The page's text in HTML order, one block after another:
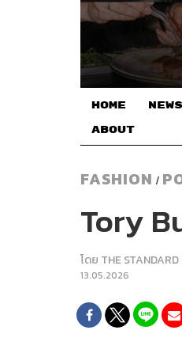
HOME NEWS
ABOUT
FASHION /
Tory
โดย THE
13.05.2026